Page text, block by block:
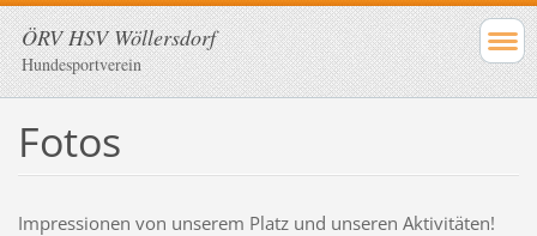
ÖRV HSV Wöllersdorf
Hundesportverein
Fotos
Impressionen von unserem Platz und unseren Aktivitäten!